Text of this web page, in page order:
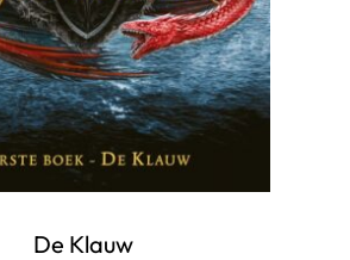
De Klauw